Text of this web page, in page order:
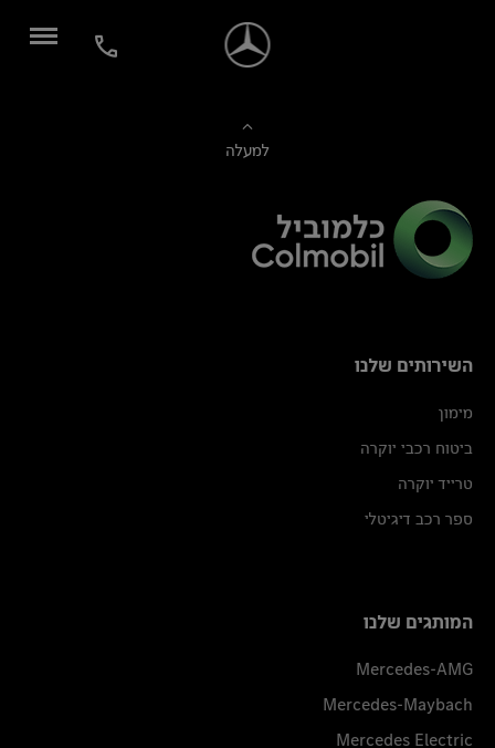
למעלה
השירותים שלנו
מימון
ביטוח רכבי יוקרה
טרייד יוקרה
ספר רכב דיגיטלי
המותגים שלנו
Mercedes-AMG
Mercedes-Maybach
Mercedes Electric